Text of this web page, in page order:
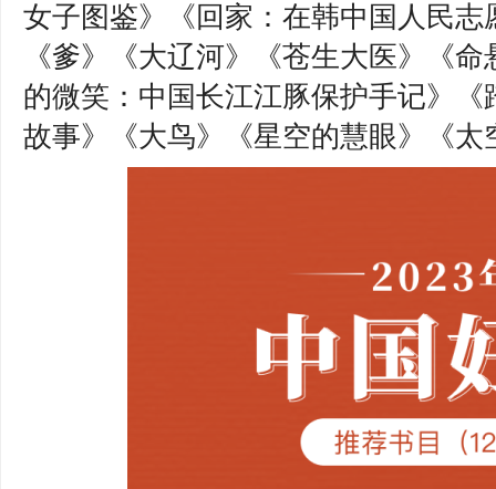
女子图鉴》《回家：在韩中国人民
《爹》《大辽河》《苍生大医》《
的微笑：中国长江江豚保护手记》
故事》《大鸟》《星空的慧眼》《太